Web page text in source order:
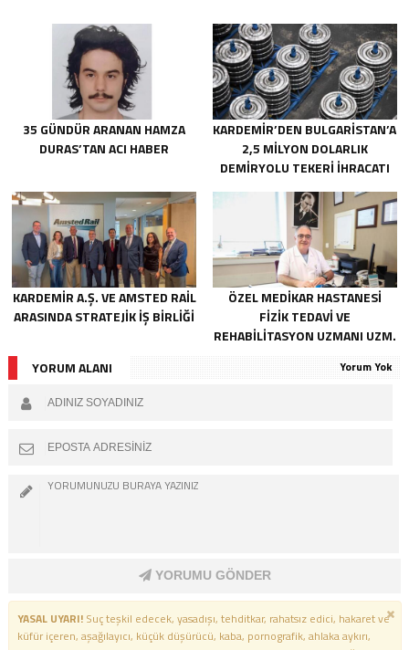
35 GÜNDÜR ARANAN HAMZA
DURAS’TAN ACI HABER
KARDEMİR’DEN BULGARİSTAN’A
2,5 MİLYON DOLARLIK
DEMİRYOLU TEKERİ İHRACATI
KARDEMİR A.Ş. VE AMSTED RAİL
ARASINDA STRATEJİK İŞ BİRLİĞİ
ÖZEL MEDİKAR HASTANESİ
FİZİK TEDAVİ VE
REHABİLİTASYON UZMANI UZM.
YORUM ALANI Yorum Yok
YORUMU GÖNDER
YASAL UYARI!Suç teşkil edecek, yasadışı, tehditkar, rahatsız edici, hakaret ve
küfür içeren, aşağılayıcı, küçük düşürücü, kaba, pornografik, ahlaka aykırı,